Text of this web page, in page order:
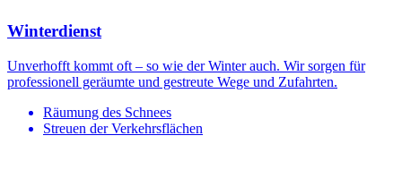
Winterdienst
Unverhofft kommt oft – so wie der Winter auch. Wir sorgen für
professionell geräumte und gestreute Wege und Zufahrten.
Räumung des Schnees
Streuen der Verkehrsflächen